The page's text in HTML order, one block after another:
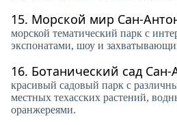
15. Морской мир Сан-
морской тематический парк с
экспонатами, шоу и
16. Ботанический сад Сан-
красивый садовый парк с
местных техасских растений,
оранжереями.